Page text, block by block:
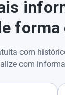
com
com